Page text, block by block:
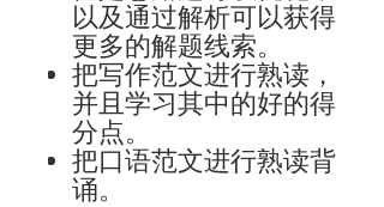
以及通过解析可以获得
更多的解题线索。
把写作范文进行熟读，
并且学习其中的好的得
分点。
把口语范文进行熟读背
诵。